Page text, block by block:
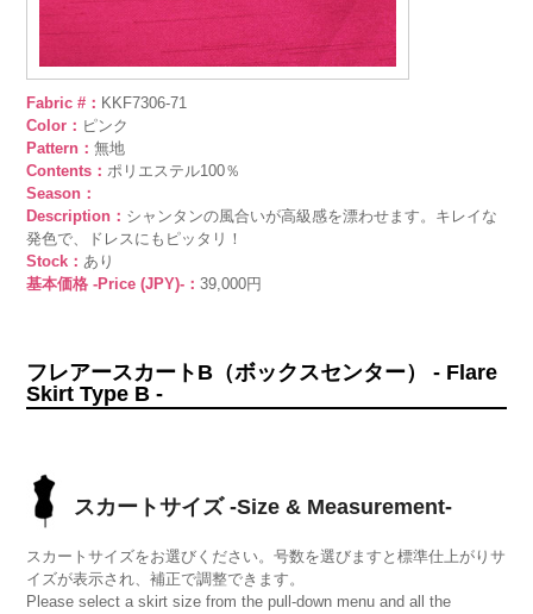
Fabric #： KKF7306-71
Color： ピンク
Pattern：無地
Contents：ポリエステル100％
Season：
Description： シャンタンの風合いが高級感を漂わせます。キレイな
発色で、ドレスにもピッタリ！
Stock：あり
基本価格 -Price (JPY)-：39,000円
フレアースカートB（ボックスセンター） - Flare
Skirt Type B -
スカートサイズ -Size & Measurement-
スカートサイズをお選びください。号数を選びますと標準仕上がりサ
イズが表示され、補正で調整できます。
Please select a skirt size from the pull-down menu and all the